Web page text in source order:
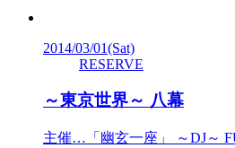
2014/03/01(Sat)
RESERVE
～東京世界～ 八幕
主催…「幽玄一座」 ～DJ～